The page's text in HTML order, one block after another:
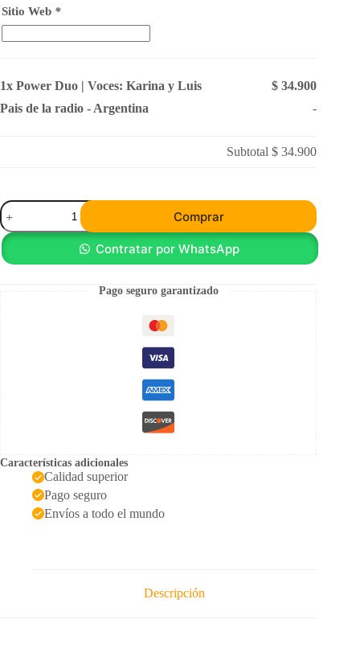
Sitio Web *
1x Power Duo | Voces: Karina y Luis
$ 34.900
Pais de la radio - Argentina -
Subtotal$ 34.900
Power
Duo
Voces:
Karina
Comprar
Contratar por WhatsApp
Pago seguro garantizado
Características adicionales
Calidad superior
Pago seguro
Envíos a todo el mundo
Descripción